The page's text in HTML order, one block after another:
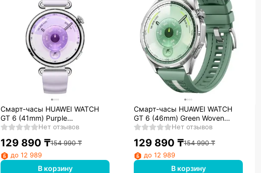
Смарт-часы HUAWEI WATCH
GT 6 (41mm) Purple
Fluoroelastomer Strap (Konsu-
Нет отзывов
129 890 ₸154 990₸
до 12 989
В корзину
Смарт-часы HUAWEI WATCH
GT 6 (46mm) Green Woven
Strap
Нет отзывов
129 890 ₸154 990₸
до 12 989
В корзину